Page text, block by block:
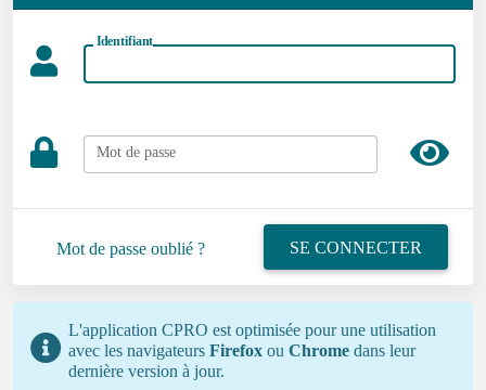
Identifiant
Mot de passe
Mot de passe oublié ? SE CONNECTER
L'application CPRO est optimisée pour une utilisation
avec les navigateurs Firefoxou Chromedans leur
dernière version à jour.